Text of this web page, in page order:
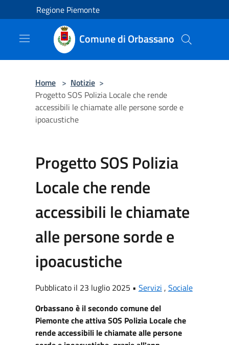
Salta al contenuto principale
Regione Piemonte
Comune di Orbassano
Home > Notizie >
Progetto SOS Polizia Locale che rende
accessibili le chiamate alle persone sorde e
ipoacustiche
Progetto SOS Polizia
Locale che rende
accessibili le chiamate
alle persone sorde e
ipoacustiche
Pubblicato il 23 luglio 2025 • Servizi , Sociale
Orbassano è il secondo comune del
Piemonte che attiva SOS Polizia Locale che
rende accessibili le chiamate alle persone